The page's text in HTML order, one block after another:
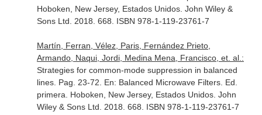
Hoboken, New Jersey, Estados Unidos. John Wiley &
Sons Ltd. 2018. 668. ISBN 978-1-119-23761-7
Martín, Ferran, Vélez, Paris, Fernández Prieto,
Armando, Naqui, Jordi, Medina Mena, Francisco, et. al.:
Strategies for common-mode suppression in balanced
lines. Pag. 23-72. En: Balanced Microwave Filters. Ed.
primera. Hoboken, New Jersey, Estados Unidos. John
Wiley & Sons Ltd. 2018. 668. ISBN 978-1-119-23761-7